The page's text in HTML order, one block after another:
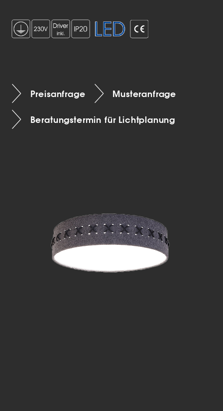
Preisanfrage Musteranfrage
Beratungstermin für Lichtplanung